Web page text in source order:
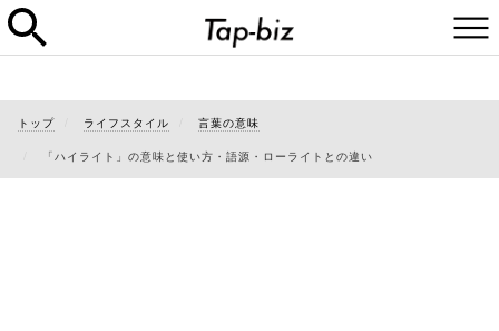
トップ ライフスタイル 言葉の意味
「ハイライト」の意味と使い方・語源・ローライトとの違い